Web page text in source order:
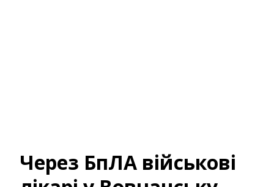
Через БпЛА військові